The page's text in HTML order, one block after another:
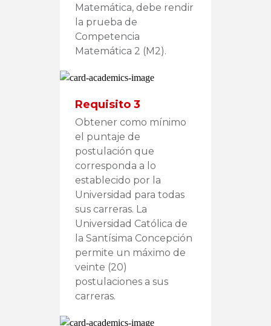
Matemática, debe rendir
la prueba de
Competencia
Matemática 2 (M2).
Requisito 3
Obtener como mínimo
el puntaje de
postulación que
corresponda a lo
establecido por la
Universidad para todas
sus carreras. La
Universidad Católica de
la Santísima Concepción
permite un máximo de
veinte (20)
postulaciones a sus
carreras.